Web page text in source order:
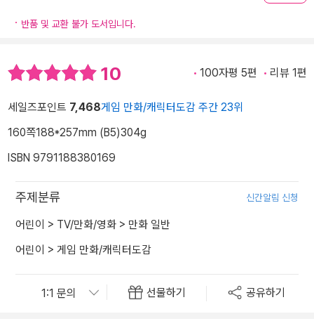
반품 및 교환 불가 도서입니다.
10 100자평 5편 리뷰 1편
세일즈포인트 7,468게임 만화/캐릭터도감 주간 23위
160쪽188*257mm (B5)304g
ISBN 9791188380169
주제분류 신간알림 신청
어린이 > TV/만화/영화 > 만화 일반
어린이 > 게임 만화/캐릭터도감
선물하기 공유하기